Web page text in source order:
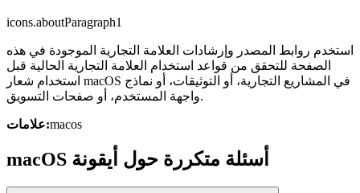
icons.aboutParagraph1
استخدم روابط المصدر وإرشادات العلامة التجارية الموجودة في هذه
الصفحة للتحقق من قواعد استخدام العلامة التجارية الحالية قبل
استخدام شعار macOS في المشاريع التجارية، أو التوثيقات، أو نماذج
واجهة المستخدم، أو صفحات التسويق.
علامات:macos
macOS أسئلة متكررة حول أيقونة